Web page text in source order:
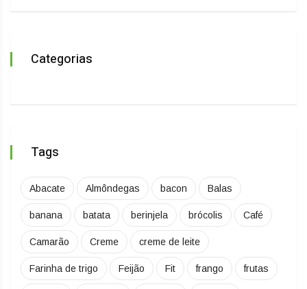
Categorias
Tags
Abacate Almôndegas bacon Balas
banana batata berinjela brócolis Café
Camarão Creme creme de leite
Farinha de trigo Feijão Fit frango frutas